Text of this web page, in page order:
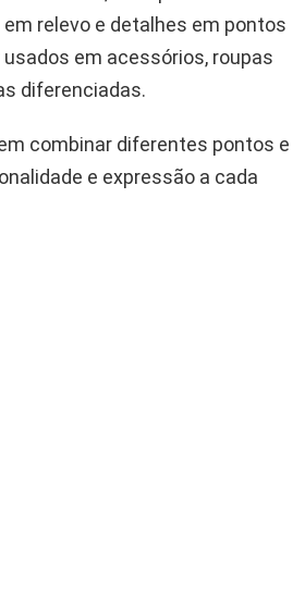
relevo e detalhes em pontos
em acessórios, roupas
diferenciadas.
combinar diferentes pontos e
e expressão a cada